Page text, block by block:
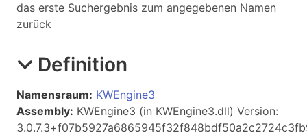
das erste Suchergebnis zum angegebenen Namen
zurück
Definition
Namensraum: KWEngine3
Assembly: KWEngine3 (in KWEngine3.dll) Version: